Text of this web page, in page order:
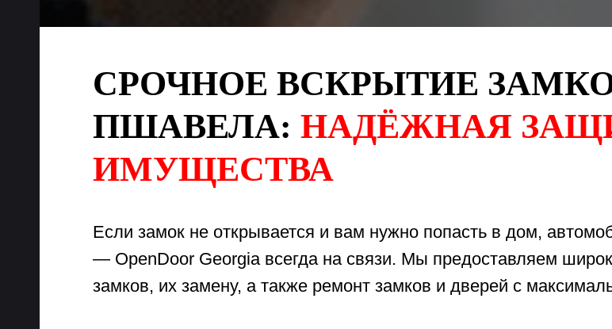
СРОЧНОЕ ВСКРЫТИЕ
ПШАВЕЛА: НАДЁЖНАЯ
ИМУЩЕСТВА
Если замок не открывается и вам нужно попасть в дом,
— OpenDoor Georgia всегда на связи. Мы предоставляем
замков, их замену, а также ремонт замков и дверей с